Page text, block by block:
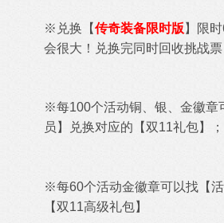
※兑换【传奇装备限时版 】限
会很大！兑换完同时回收挑战票
※每100个活动铜、 银、金徽章
员】兑换对应的【双11礼包】；
※每60个活动金徽章可以找【
【双11高级礼包】